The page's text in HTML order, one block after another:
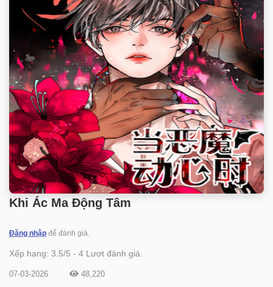
Khi Ác Ma Động Tâm
Đăng nhập để đánh giá.
Xếp hạng: 3.5/5 - 4 Lượt đánh giá.
07-03-2026 48,220